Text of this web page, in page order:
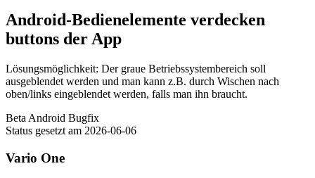
Android-Bedienelemente verdecken
buttons der App
Lösungsmöglichkeit: Der graue Betriebssystembereich soll
ausgeblendet werden und man kann z.B. durch Wischen nach
oben/links eingeblendet werden, falls man ihn braucht.
Beta Android Bugfix
Status gesetzt am 2026-06-06
Vario One